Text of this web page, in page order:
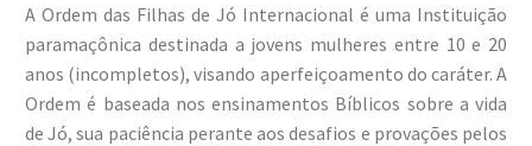
A Ordem das Filhas de Jó Internacional é uma Instituição
paramaçônica destinada a jovens mulheres entre 10 e 20
anos (incompletos), visando aperfeiçoamento do caráter. A
Ordem é baseada nos ensinamentos Bíblicos sobre a vida
de Jó, sua paciência perante aos desafios e provações pelos